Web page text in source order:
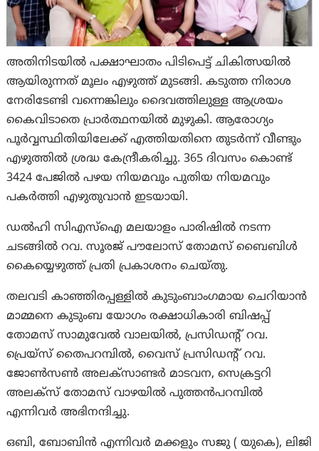
അതിനിടയില്‍ പക്ഷാഘാതം പിടിപെട്ട് ചികിത്സയില്‍
ആയിരുന്നത് മൂലം എഴുത്ത് മുടങ്ങി. കടുത്ത നിരാശ
നേരിടേണ്ടി വന്നെങ്കിലും ദൈവത്തിലുള്ള ആശ്രയം
കൈവിടാതെ പ്രാർത്ഥനയിൽ മുഴുകി. ആരോഗ്യം
പൂർവ്വസ്ഥിതിയിലേക്ക് എത്തിയതിനെ തുടര്‍ന്ന് വീണ്ടും
എഴുത്തിൽ ശ്രദ്ധ കേന്ദ്രീകരിച്ചു. 365 ദിവസം കൊണ്ട്
3424 പേജില്‍ പഴയ നിയമവും പുതിയ നിയമവും
പകർത്തി എഴുതുവാൻ ഇടയായി.
ഡൽഹി സിഎസ്ഐ മലയാളം പാരിഷിൽ നടന്ന
ചടങ്ങിൽ റവ. സൂരജ് പൗലോസ് തോമസ് ബൈബിൾ
കൈയ്യെഴുത്ത് പ്രതി പ്രകാശനം ചെയ്തു.
തലവടി കാഞ്ഞിരപ്പള്ളിൽ കുടുംബാംഗമായ ചെറിയാന്‍
മാമ്മനെ കുടുംബ യോഗം രക്ഷാധികാരി ബിഷപ്പ്
തോമസ് സാമുവേൽ വാലയിൽ, പ്രസിഡന്റ് റവ.
പ്രെയ്സ് തൈപറമ്പിൽ, വൈസ് പ്രസിഡന്റ് റവ.
ജോൺസൺ അലക്സാണ്ടർ മാടവന, സെക്രട്ടറി
അലക്സ് തോമസ് വാഴയിൽ പുത്തൻപറമ്പിൽ
എന്നിവർ അഭിനന്ദിച്ചു.
ഒബി, ബോബിൻ എന്നിവർ മക്കളും സജു ( യുകെ), ലിജി